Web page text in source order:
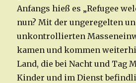
Anfangs hieß es „Refugee
nun? Mit der ungeregelten
unkontrollierten
kamen und kommen
Land, die bei Nacht und Tag
Kinder und im Dienst